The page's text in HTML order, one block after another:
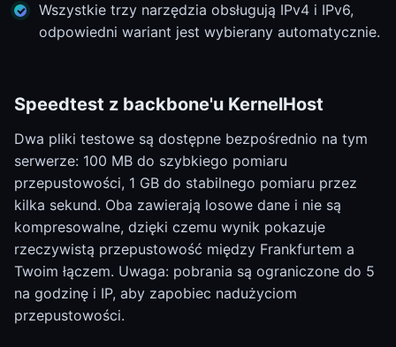
Wszystkie trzy narzędzia obsługują IPv4 i IPv6,
odpowiedni wariant jest wybierany automatycznie.
Speedtest z backbone'u KernelHost
Dwa pliki testowe są dostępne bezpośrednio na tym
serwerze: 100 MB do szybkiego pomiaru
przepustowości, 1 GB do stabilnego pomiaru przez
kilka sekund. Oba zawierają losowe dane i nie są
kompresowalne, dzięki czemu wynik pokazuje
rzeczywistą przepustowość między Frankfurtem a
Twoim łączem. Uwaga: pobrania są ograniczone do 5
na godzinę i IP, aby zapobiec nadużyciom
przepustowości.